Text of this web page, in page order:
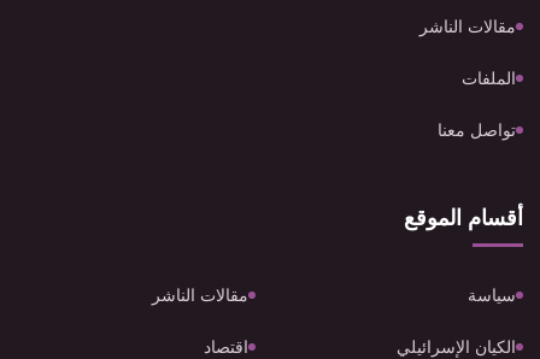
مقالات الناشر
الملفات
تواصل معنا
أقسام الموقع
سياسة مقالات الناشر
الكيان الإسرائيلي اقتصاد